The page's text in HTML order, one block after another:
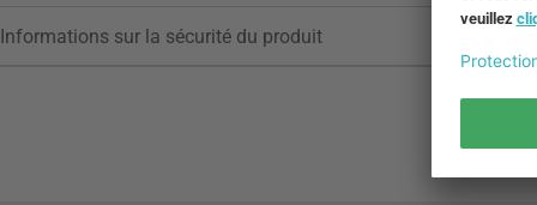
Informations sur la sécurité du produit